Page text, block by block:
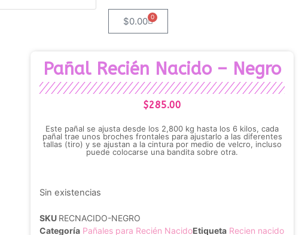
$0.00 0
Pañal Recién Nacido – Negro
$285.00
Este pañal se ajusta desde los 2,800 kg hasta los 6 kilos, cada
pañal trae unos broches frontales para ajustarlo a las diferentes
tallas (tiro) y se ajustan a la cintura por medio de velcro, incluso
puede colocarse una bandita sobre otra.
Sin existencias
SKU RECNACIDO-NEGRO
Categoría Pañales para Recién NacidoEtiqueta Recien nacido